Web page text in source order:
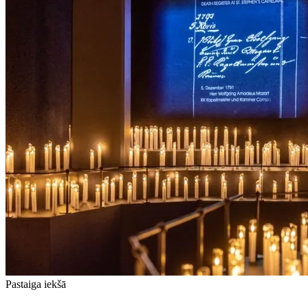
Pastaiga iekšā